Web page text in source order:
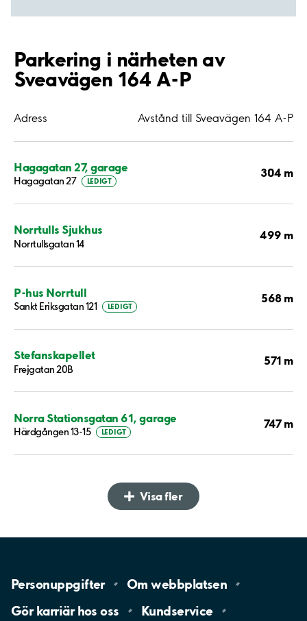
Parkering i närheten av
Sveavägen 164 A-P
Adress Avstånd till Sveavägen 164 A-P
Hagagatan 27, garage
Hagagatan 27 LEDIGT
304 m
Norrtulls Sjukhus
Norrtullsgatan 14
499 m
P-hus Norrtull
Sankt Eriksgatan 121 LEDIGT
568 m
Stefanskapellet
Frejgatan 20B
571 m
Norra Stationsgatan 61, garage
Härdgången 13-15 LEDIGT
747 m
Visa fler
Personuppgifter Omwebbplatsen
Gör karriär hososs Kundservice